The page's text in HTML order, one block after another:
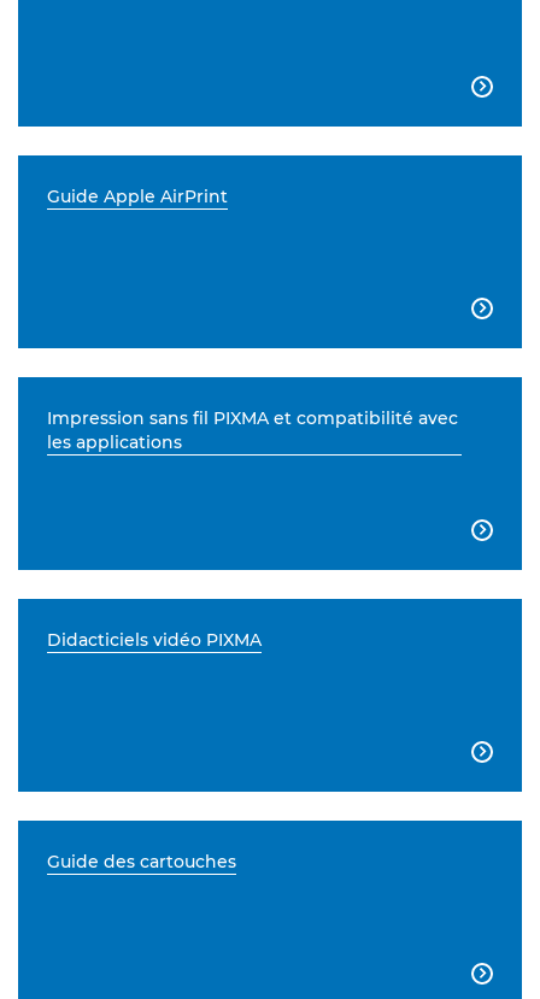

Guide Apple AirPrint

Impression sans fil PIXMA et compatibilité avec
les applications

Didacticiels vidéo PIXMA

Guide des cartouches
